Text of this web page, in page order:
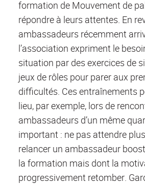
formation de Mouvement de
répondre à leurs attentes. En
ambassadeurs récemment
l’association expriment le
situation par des exercices de
jeux de rôles pour parer aux
difficultés. Ces entraînements
lieu, par exemple, lors de
ambassadeurs d’un même
important : ne pas attendre
relancer un ambassadeur
la formation mais dont la
progressivement retomber.